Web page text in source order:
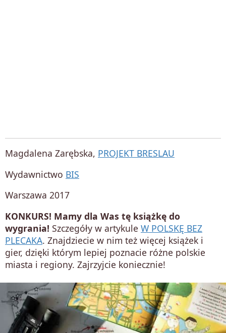
Magdalena Zarębska, PROJEKT BRESLAU
Wydawnictwo BIS
Warszawa 2017
KONKURS! Mamy dla Was tę książkę do
wygrania! Szczegóły w artykule W POLSKĘ BEZ
PLECAKA. Znajdziecie w nim też więcej książek i
gier, dzięki którym lepiej poznacie różne polskie
miasta i regiony. Zajrzyjcie koniecznie!